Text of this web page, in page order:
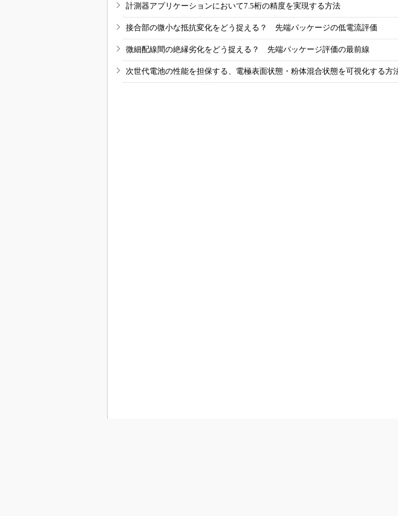
計測器アプリケーションにおいて7.5桁の精度を実現する方法
接合部の微小な抵抗変化をどう捉える？ 先端パッケージの低電流評価
微細配線間の絶縁劣化をどう捉える？ 先端パッケージ評価の最前線
次世代電池の性能を担保する、電極表面状態・粉体混合状態を可視化する方